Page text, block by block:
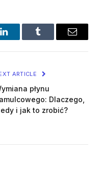
LinkedInTumblr Email
ARTICLE
płynu
Dlaczego,
i jak to zrobić?